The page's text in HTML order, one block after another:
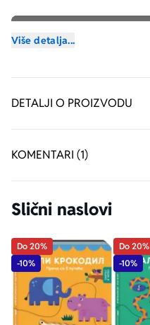
Više detalja...
DETALJI O PROIZVODU
KOMENTARI (1)
Slični naslovi
Do 20%
-10%
Do 20%
-10%